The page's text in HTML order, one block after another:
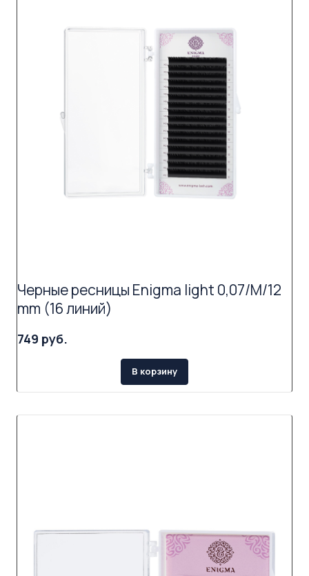
Черные ресницы Enigma light 0,07/M/12
mm (16 линий)
749 руб.
В корзину